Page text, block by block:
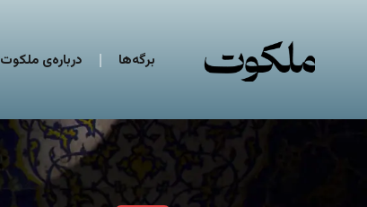
برگه‌ها درباره‌ی ملکوت